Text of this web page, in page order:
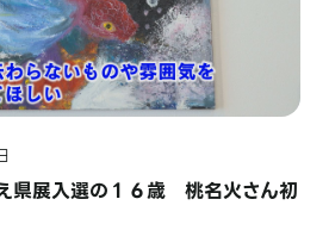
県展入選の１６歳 桃名火さん初